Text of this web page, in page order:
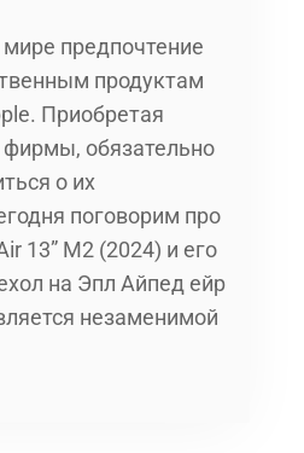
предпочтение
продуктам
Приобретая
обязательно
о их
поговорим про
13” M2 (2024) и его
на Эпл Айпед ейр
незаменимой